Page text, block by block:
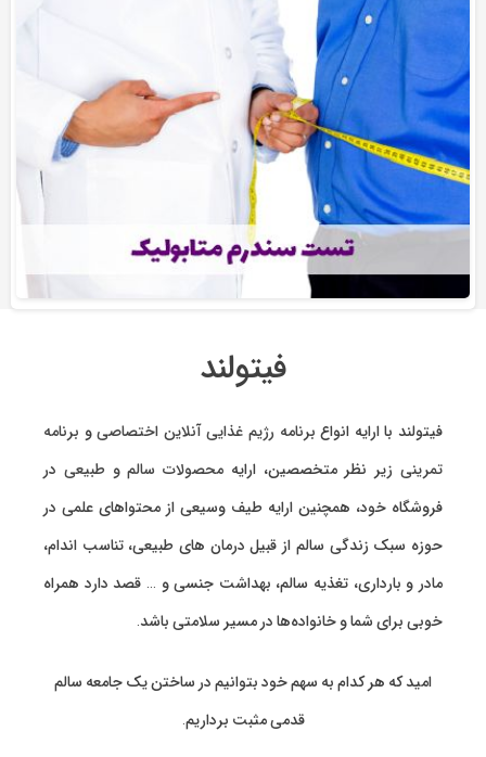
فیتولند
فیتولند با ارایه انواع برنامه رژیم غذایی آنلاین اختصاصیو برنامه
تمرینیزیر نظر متخصصین، ارایه محصولات سالم و طبیعی در
فروشگاه خود، همچنین ارایه طیف وسیعی از محتواهای علمی در
حوزه سبک زندگی سالم از قبیل درمان های طبیعی، تناسب اندام،
مادر و بارداری، تغذیه سالم، بهداشت جنسی و … قصد دارد همراه
خوبی برای شما و خانواده‌ها در مسیر سلامتی باشد.
امید که هر کدام به سهم خود بتوانیم در ساختن یک جامعه سالم
قدمی مثبت برداریم.